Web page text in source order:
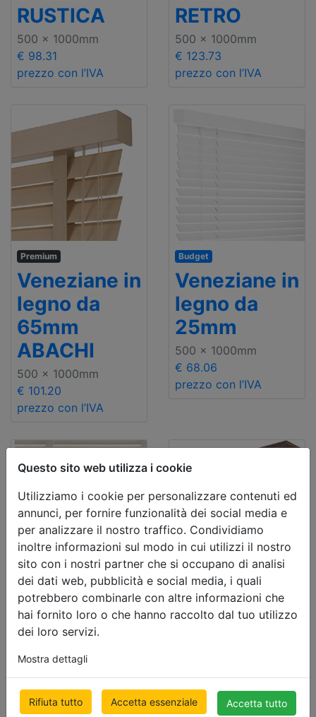
Questo sito web utilizza i cookie
Utilizziamo i cookie per personalizzare contenuti ed
annunci, per fornire funzionalità dei social media e
per analizzare il nostro traffico. Condividiamo
inoltre informazioni sul modo in cui utilizzi il nostro
sito con i nostri partner che si occupano di analisi
dei dati web, pubblicità e social media, i quali
potrebbero combinarle con altre informazioni che
hai fornito loro o che hanno raccolto dal tuo utilizzo
dei loro servizi.
Mostra dettagli
Rifiuta tutto Accetta essenziale Accetta tutto
RUSTICA
500 x 1000mm
€ 98.31
prezzo con l’IVA
RETRO
500 x 1000mm
€ 123.73
prezzo con l’IVA
Premium
Veneziane in
legno da
65mm
ABACHI
500 x 1000mm
€ 101.20
prezzo con l’IVA
Budget
Veneziane in
legno da
25mm
500 x 1000mm
€ 68.06
prezzo con l’IVA
Veneziane in
legno da
25mm LUX
€ 98.55
Deal
Veneziane in
50mm
500 x 1000mm